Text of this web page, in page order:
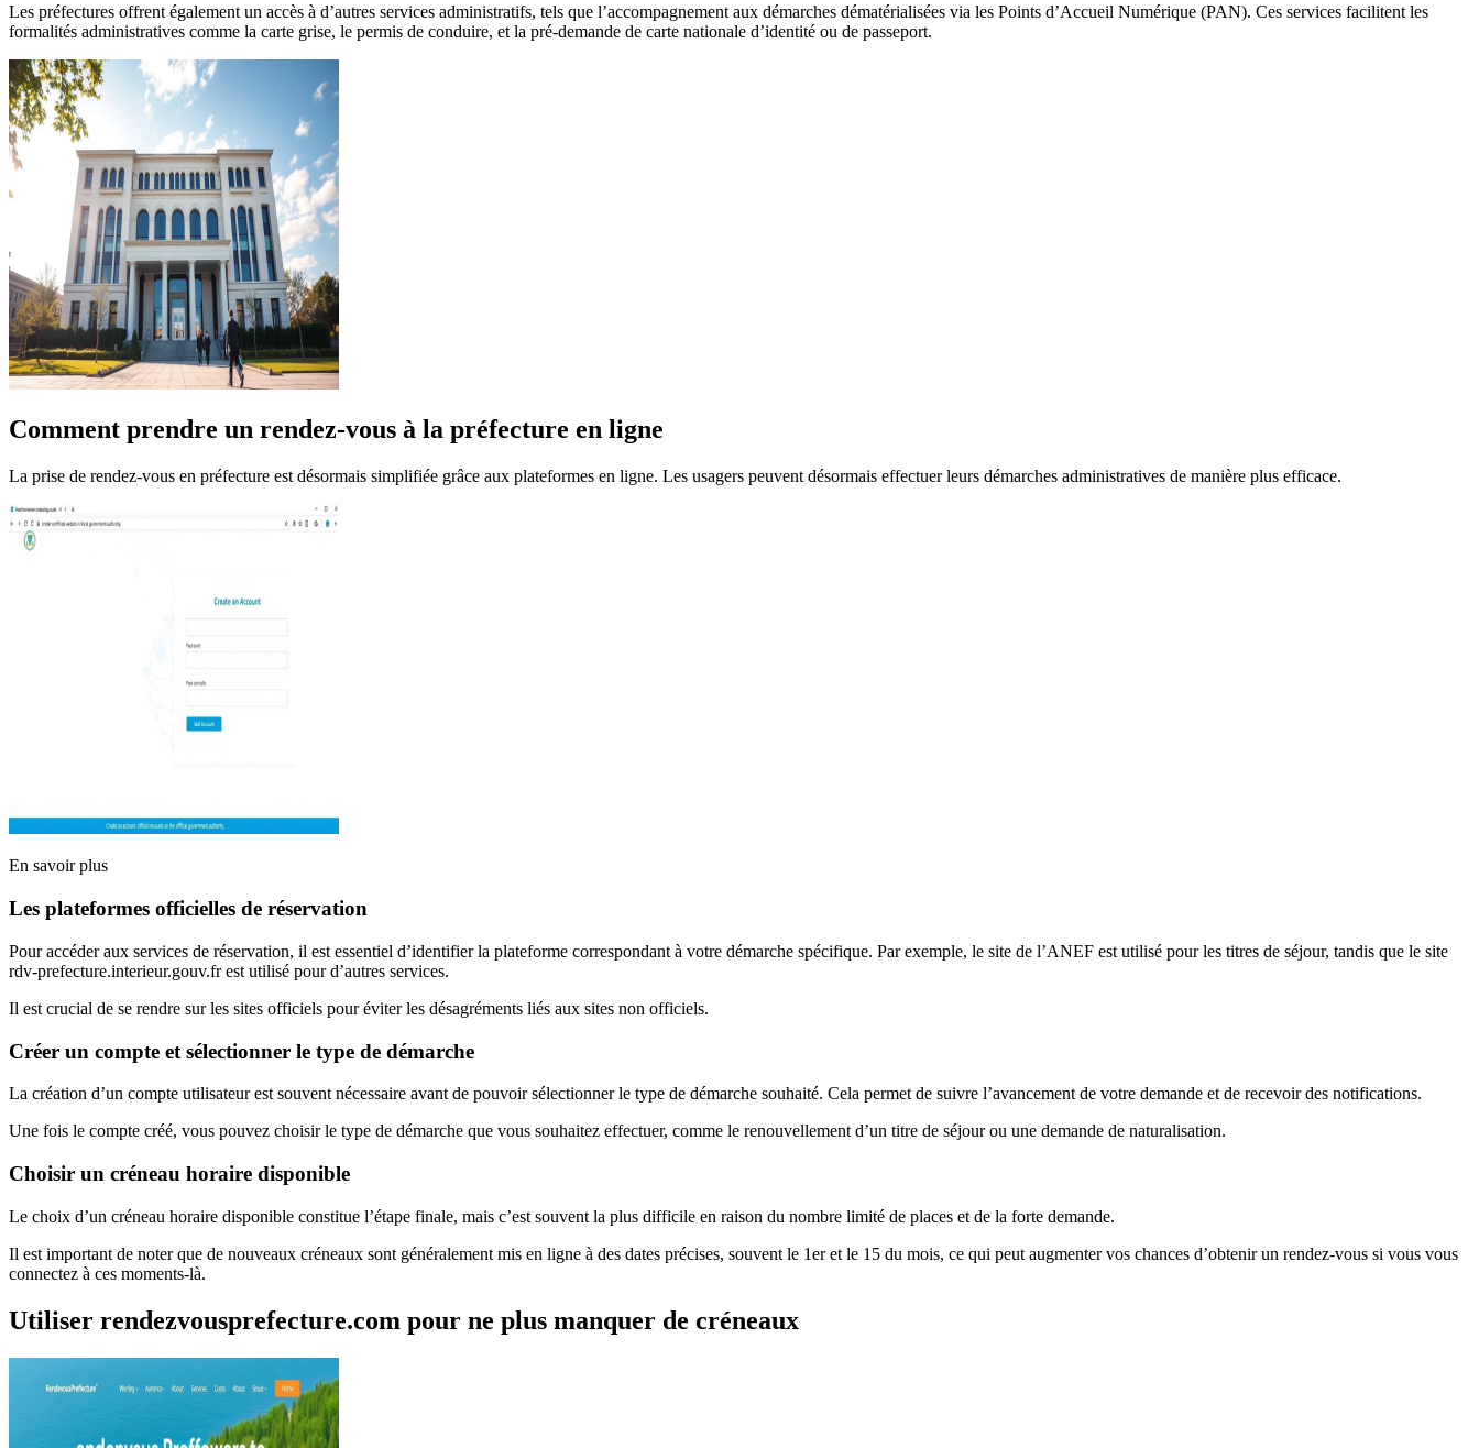
Les préfectures offrent également un accès à d’autres services administratifs, tels que l’accompagnement aux démarches dématérialisées via les Points d’Accueil Numérique (PAN). Ces services facilitent les
formalités administratives comme la carte grise, le permis de conduire, et la pré-demande de carte nationale d’identité ou de passeport.
Comment prendre un rendez-vous à la préfecture en ligne
La prise de rendez-vous en préfecture est désormais simplifiée grâce aux plateformes en ligne. Les usagers peuvent désormais effectuer leurs démarches administratives de manière plus efficace.
En savoir plus
Les plateformes officielles de réservation
Pour accéder aux services de réservation, il est essentiel d’identifier la plateforme correspondant à votre démarche spécifique. Par exemple, le site de l’ANEF est utilisé pour les titres de séjour, tandis que le site
rdv-prefecture.interieur.gouv.fr est utilisé pour d’autres services.
Il est crucial de se rendre sur les sites officiels pour éviter les désagréments liés aux sites non officiels.
Créer un compte et sélectionner le type de démarche
La création d’un compte utilisateur est souvent nécessaire avant de pouvoir sélectionner le type de démarche souhaité. Cela permet de suivre l’avancement de votre demande et de recevoir des notifications.
Une fois le compte créé, vous pouvez choisir le type de démarche que vous souhaitez effectuer, comme le renouvellement d’un titre de séjour ou une demande de naturalisation.
Choisir un créneau horaire disponible
Le choix d’un créneau horaire disponible constitue l’étape finale, mais c’est souvent la plus difficile en raison du nombre limité de places et de la forte demande.
Il est important de noter que de nouveaux créneaux sont généralement mis en ligne à des dates précises, souvent le 1er et le 15 du mois, ce qui peut augmenter vos chances d’obtenir un rendez-vous si vous vous
connectez à ces moments-là.
Utiliser rendezvousprefecture.com pour ne plus manquer de créneaux